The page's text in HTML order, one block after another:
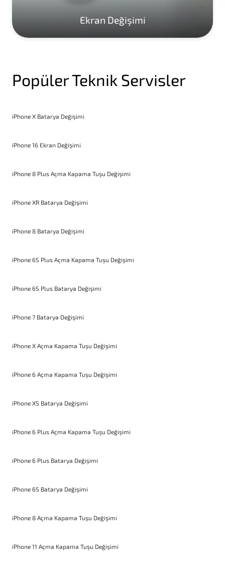
Ekran Değişimi
Popüler Teknik Servisler
iPhone X Batarya Değişimi
iPhone 16 Ekran Değişimi
iPhone 8 Plus Açma Kapama Tuşu Değişimi
iPhone XR Batarya Değişimi
iPhone 8 Batarya Değişimi
iPhone 6S Plus Açma Kapama Tuşu Değişimi
iPhone 6S Plus Batarya Değişimi
iPhone 7 Batarya Değişimi
iPhone X Açma Kapama Tuşu Değişimi
iPhone 6 Açma Kapama Tuşu Değişimi
iPhone XS Batarya Değişimi
iPhone 6 Plus Açma Kapama Tuşu Değişimi
iPhone 6 Plus Batarya Değişimi
iPhone 6S Batarya Değişimi
iPhone 8 Açma Kapama Tuşu Değişimi
iPhone 11 Açma Kapama Tuşu Değişimi